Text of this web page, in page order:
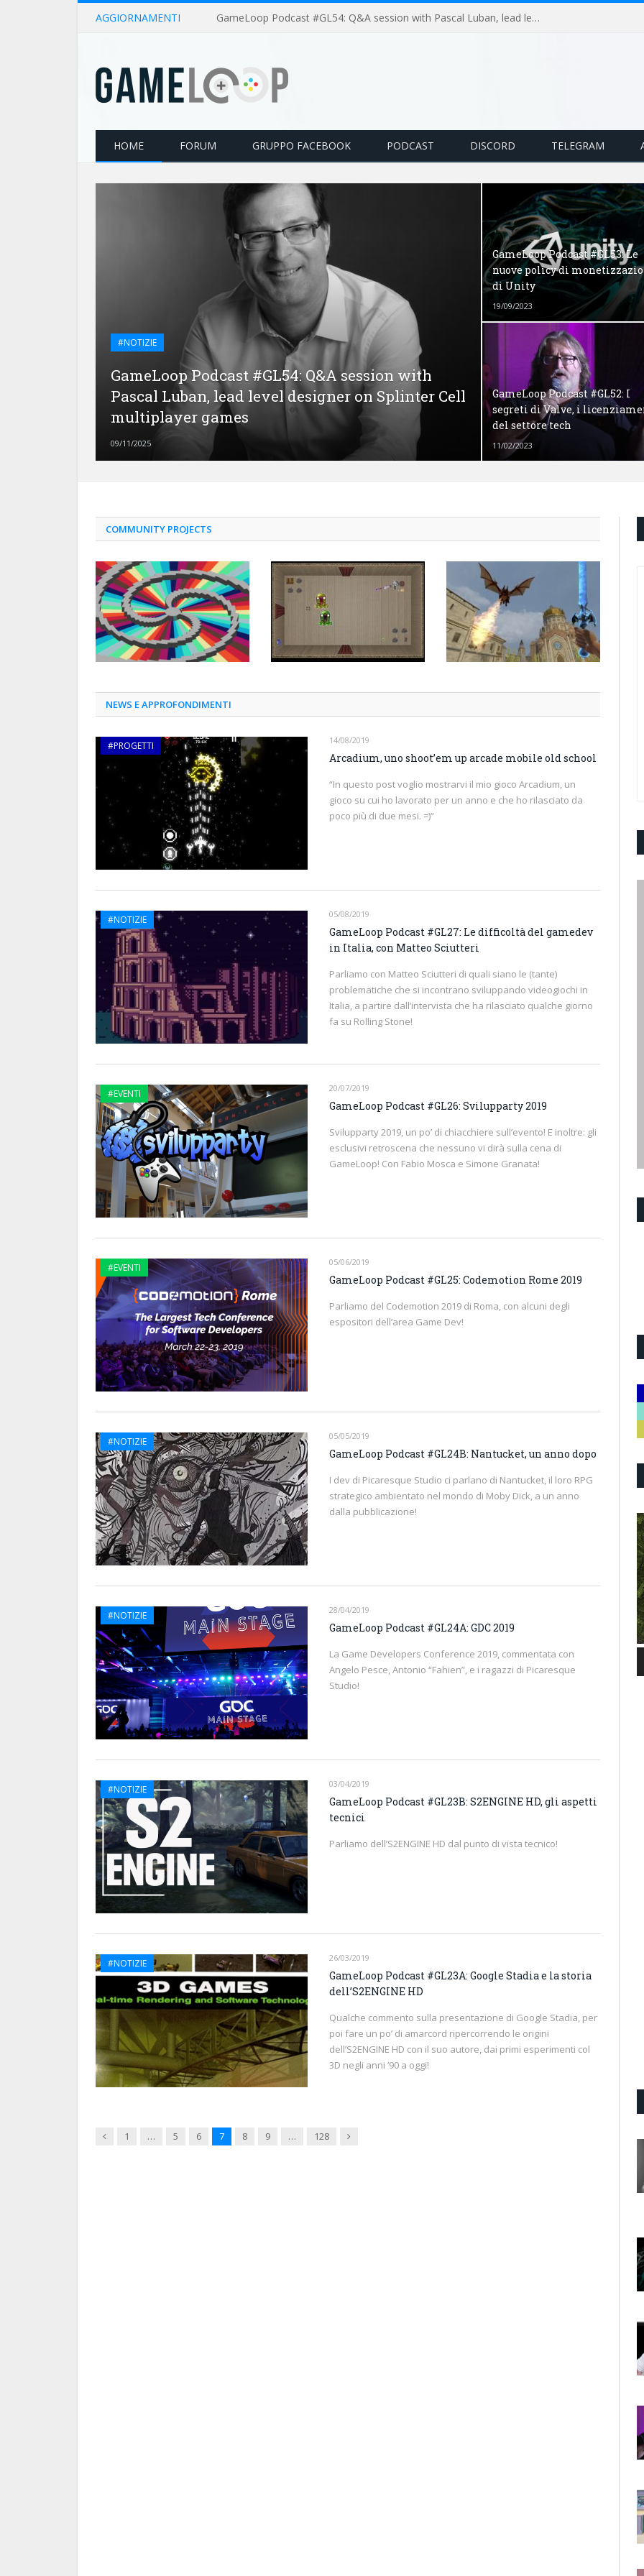
AGGIORNAMENTI GameLoop Podcast #GL54: Q&A session with Pascal Luban, lead level designer on Splinter Cell multiplayer games
HOME FORUM GRUPPO FACEBOOK PODCAST DISCORD TELEGRAM
#NOTIZIE
GameLoop Podcast #GL54: Q&A session with
Pascal Luban, lead level designer on Splinter Cell
multiplayer games
09/11/2025
GameLoop Podcast #GL53: Le
nuove policy di
di Unity
19/09/2023
GameLoop Podcast #GL52: I
segreti di Valve, i
del settore tech
11/02/2023
COMMUNITY PROJECTS
NEWS E APPROFONDIMENTI
#PROGETTI 14/08/2019
Arcadium, uno shoot’em up arcade mobile old school
“In questo post voglio mostrarvi il mio gioco Arcadium, un
gioco su cui ho lavorato per un anno e che ho rilasciato da
poco più di due mesi. =)”
#NOTIZIE 05/08/2019
GameLoop Podcast #GL27: Le difficoltà del gamedev
in Italia, con Matteo Sciutteri
Parliamo con Matteo Sciutteri di quali siano le (tante)
problematiche che si incontrano sviluppando videogiochi in
Italia, a partire dall’intervista che ha rilasciato qualche giorno
fa su Rolling Stone!
#EVENTI 20/07/2019
GameLoop Podcast #GL26: Svilupparty 2019
Svilupparty 2019, un po’ di chiacchiere sull’evento! E inoltre: gli
esclusivi retroscena che nessuno vi dirà sulla cena di
GameLoop! Con Fabio Mosca e Simone Granata!
#EVENTI 05/06/2019
GameLoop Podcast #GL25: Codemotion Rome 2019
Parliamo del Codemotion 2019 di Roma, con alcuni degli
espositori dell’area Game Dev!
#NOTIZIE 05/05/2019
GameLoop Podcast #GL24B: Nantucket, un anno dopo
I dev di Picaresque Studio ci parlano di Nantucket, il loro RPG
strategico ambientato nel mondo di Moby Dick, a un anno
dalla pubblicazione!
#NOTIZIE 28/04/2019
GameLoop Podcast #GL24A: GDC 2019
La Game Developers Conference 2019, commentata con
Angelo Pesce, Antonio “Fahien”, e i ragazzi di Picaresque
Studio!
#NOTIZIE 03/04/2019
GameLoop Podcast #GL23B: S2ENGINE HD, gli aspetti
tecnici
Parliamo dell’S2ENGINE HD dal punto di vista tecnico!
#NOTIZIE 26/03/2019
GameLoop Podcast #GL23A: Google Stadia e la storia
dell’S2ENGINE HD
Qualche commento sulla presentazione di Google Stadia, per
poi fare un po’ di amarcord ripercorrendo le origini
dell’S2ENGINE HD con il suo autore, dai primi esperimenti col
3D negli anni ’90 a oggi!
Previous
1 … 5 6 7 8 9 … 128 Next